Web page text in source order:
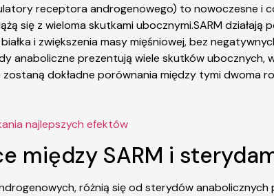
receptora androgenowego) to nowoczesne
się z wieloma skutkami ubocznymi.SARM
i zwiększenia masy mięśniowej, bez
anaboliczne prezentują wiele skutków
dokładne porównania między tymi dwoma
najlepszych efektów
między SARM i
różnią się od sterydów anabolicznych